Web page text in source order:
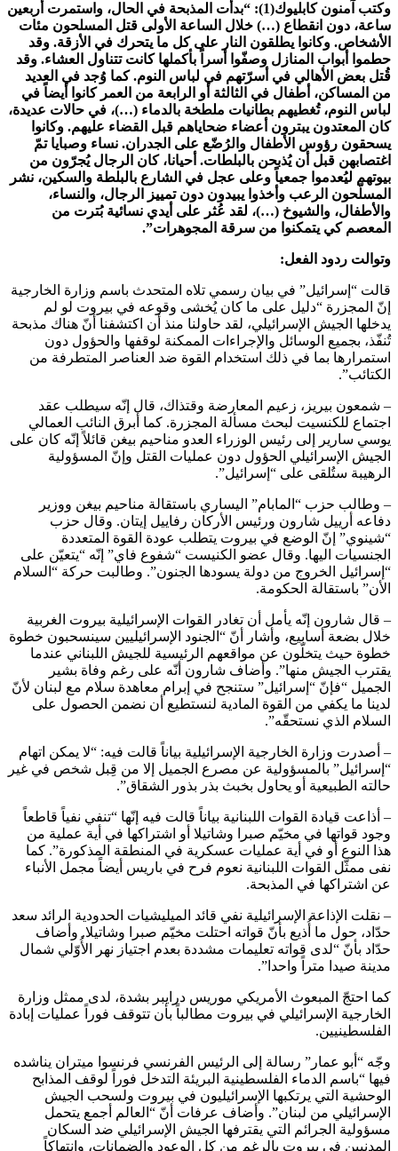
وكتب آمنون كابليوك(1): “بدأت المذبحة في الحال، واستمرت أربعين
ساعة، دون انقطاع (…) خلال الساعة الأولى قتل المسلحون مئات
الأشخاص. وكانوا يطلقون النار على كل ما يتحرك في الأزقة. وقد
حطموا أبواب المنازل وصفّوا أسراً بأكملها كانت تتناول العشاء. وقد
قُتل بعض الأهالي في أسرّتهم في لباس النوم. كما وُجد في العديد
من المساكن، أطفال في الثالثة أو الرابعة من العمر كانوا أيضاً في
لباس النوم، تُغطيهم بطانيات ملطخة بالدماء (…)، في حالات عديدة،
كان المعتدون يبترون أعضاء ضحاياهم قبل القضاء عليهم. وكانوا
يسحقون رؤوس الأطفال والرُضّع على الجدران. نساء وصبايا تمّ
اغتصابهن قبل أن يُذبحن بالبلطات. أحيانا، كان الرجال يُجرّون من
بيوتهم ليُعدموا جمعياً وعلى عجل في الشارع بالبلطة والسكين، نشر
المسلّحون الرعب وأخذوا يبيدون دون تمييز الرجال، والنساء،
والأطفال، والشيوخ (…)، لقد عُثر على أيدي نسائية بُترت من
المعصم كي يتمكنوا من سرقة المجوهرات”.
وتوالت ردود الفعل:
قالت “إسرائيل” في بيان رسمي تلاه المتحدث باسم وزارة الخارجية
إنّ المجزرة “دليل على ما كان يُخشى وقوعه في بيروت لو لم
يدخلها الجيش الإسرائيلي، لقد حاولنا منذ أن اكتشفنا أنّ هناك مذبحة
تُنفّذ، بجميع الوسائل والإجراءات الممكنة لوقفها والحؤول دون
استمرارها بما في ذلك استخدام القوة ضد العناصر المتطرفة من
الكتائب”.
– شمعون بيريز، زعيم المعارضة وقتذاك، قال إنّه سيطلب عقد
اجتماع للكنسيت لبحث مسألة المجزرة. كما أبرق النائب العمالي
يوسي سارير إلى رئيس الوزراء العدو مناحيم بيغن قائلاً إنّه كان على
الجيش الإسرائيلي الحؤول دون عمليات القتل وإنّ المسؤولية
الرهيبة ستُلقى على “إسرائيل”.
– وطالب حزب “المابام” اليساري باستقالة مناحيم بيغن ووزير
دفاعه أرييل شارون ورئيس الأركان رفاييل إيتان. وقال حزب
“شينوي” إنّ الوضع في بيروت يتطلب عودة القوة المتعددة
الجنسيات اليها. وقال عضو الكنيست “شفوع فاي” إنّه “يتعيّن على
“إسرائيل الخروج من دولة يسودها الجنون”. وطالبت حركة “السلام
الأن” باستقالة الحكومة.
– قال شارون إنّه يأمل أن تغادر القوات الإسرائيلية بيروت الغربية
خلال بضعة أسابيع، وأشار أنّ “الجنود الإسرائيليين سينسحبون خطوة
خطوة حيث يتخلّون عن مواقعهم الرئيسية للجيش اللبناني عندما
يقترب الجيش منها”. وأضاف شارون أنّه على رغم وفاة بشير
الجميل “فإنّ “إسرائيل” ستنجح في إبرام معاهدة سلام مع لبنان لأنّ
لدينا ما يكفي من القوة المادية لنستطيع أن نضمن الحصول على
السلام الذي نستحقّه”.
– أصدرت وزارة الخارجية الإسرائيلية بياناً قالت فيه: “لا يمكن اتهام
“إسرائيل” بالمسؤولية عن مصرع الجميل إلا من قِبل شخص في غير
حالته الطبيعية أو يحاول بخبث بذر بذور الشقاق”.
– أذاعت قيادة القوات اللبنانية بياناً قالت فيه إنّها “تنفي نفياً قاطعاً
وجود قواتها في مخيّم صبرا وشاتيلا أو اشتراكها في أية عملية من
هذا النوع أو في أية عمليات عسكرية في المنطقة المذكورة”. كما
نفى ممثّل القوات اللبنانية نعوم فرح في باريس أيضاً مجمل الأنباء
عن اشتراكها في المذبحة.
– نقلت الإذاعة الإسرائيلية نفي قائد الميليشيات الحدودية الرائد سعد
حدّاد، حول ما أُذيع بأنّ قواته احتلت مخيّم صبرا وشاتيلا. وأضاف
حدّاد بأنّ “لدى قواته تعليمات مشددة بعدم اجتياز نهر الأُوّلي شمال
مدينة صيدا متراً واحدا”.
كما احتجّ المبعوث الأمريكي موريس درايبر بشدة، لدى ممثل وزارة
الخارجية الإسرائيلي في بيروت مطالباً بأن تتوقف فوراً عمليات إبادة
الفلسطينيين.
وجّه “أبو عمار” رسالة إلى الرئيس الفرنسي فرنسوا ميتران يناشده
فيها “باسم الدماء الفلسطينية البريئة التدخل فوراً لوقف المذابح
الوحشية التي يرتكبها الإسرائيليون في بيروت ولسحب الجيش
الإسرائيلي من لبنان”. وأضاف عرفات أنّ “العالم أجمع يتحمل
مسؤولية الجرائم التي يقترفها الجيش الإسرائيلي ضد السكان
المدنيين في بيروت بالرغم من كل الوعود والضمانات، وانتهاكاً